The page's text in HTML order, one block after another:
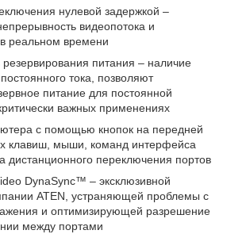
нулевой задержкой –
видеопотока и
реальном времени
питания – наличие
тока, позволяют
питание для постоянной
важных применениях
с помощью кнопок на передней
клавиш, мыши, команд интерфейса
дистанционного переключения портов
DynaSync™ – эксклюзивной
ATEN, устраняющей проблемы с
и оптимизирующей разрешение
между портами